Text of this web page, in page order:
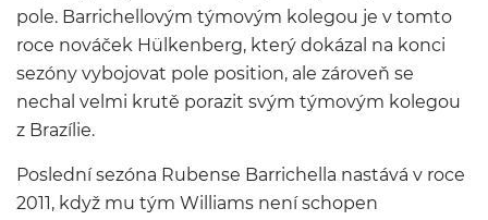
pole. Barrichellovým týmovým kolegou je v tomto
roce nováček Hülkenberg, který dokázal na konci
sezóny vybojovat pole position, ale zároveň se
nechal velmi krutě porazit svým týmovým kolegou
z Brazílie.
Poslední sezóna Rubense Barrichella nastává v roce
2011, když mu tým Williams není schopen